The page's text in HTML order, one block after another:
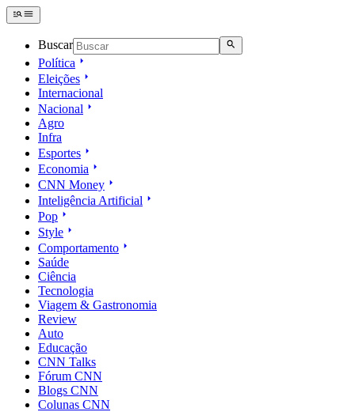
Buscar
Política
Eleições
Internacional
Nacional
Agro
Infra
Esportes
Economia
CNN Money
Inteligência Artificial
Pop
Style
Comportamento
Saúde
Ciência
Tecnologia
Viagem & Gastronomia
Review
Auto
Educação
CNN Talks
Fórum CNN
Blogs CNN
Colunas CNN